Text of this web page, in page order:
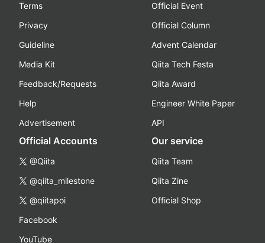
Terms
Privacy
Guideline
Media Kit
Feedback/Requests
Help
Advertisement
Official Event
Official Column
Advent Calendar
Qiita Tech Festa
Qiita Award
Engineer White Paper
API
Official Accounts
@Qiita
@qiita_milestone
@qiitapoi
Facebook
YouTube
Our service
Qiita Team
Qiita Zine
Official Shop